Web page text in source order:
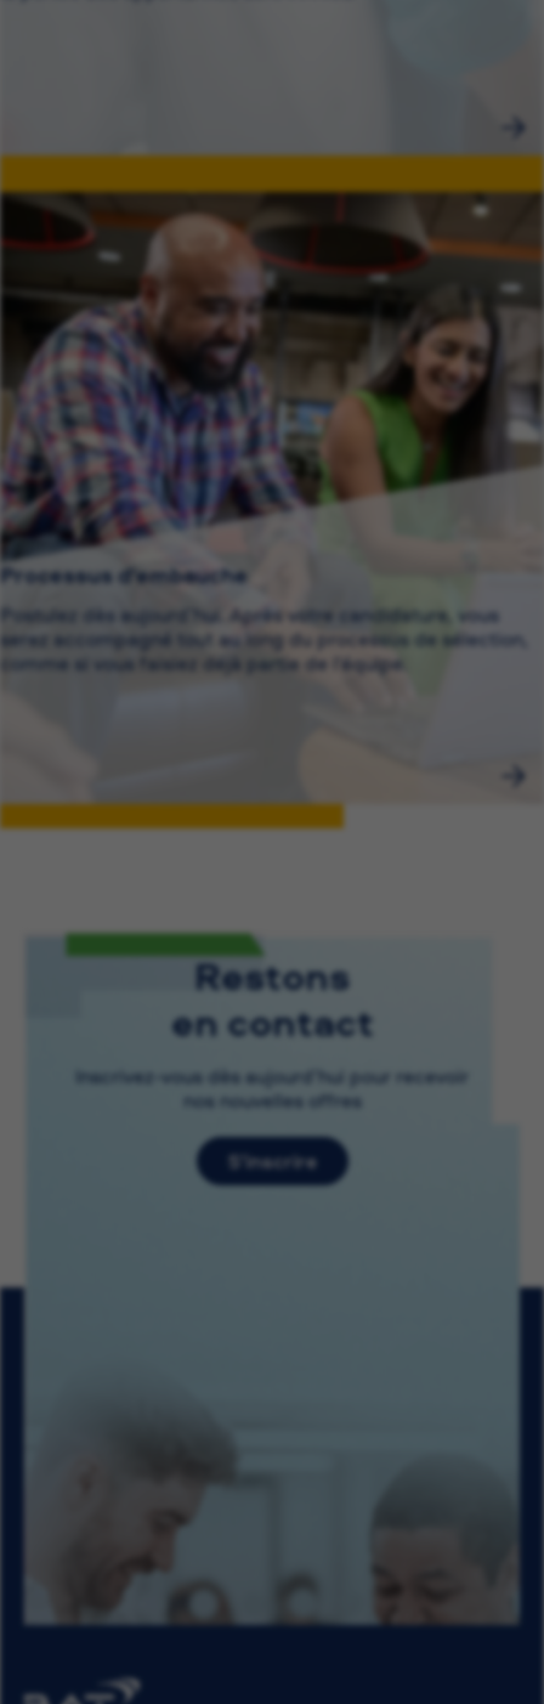
Processus d’embauche
Postulez dès aujourd’hui. Après votre candidature, vous
serez accompagné tout au long du processus de sélection,
comme si vous faisiez déjà partie de l’équipe.
Restons
en contact
Inscrivez-vous dès aujourd’hui pour recevoir
nos nouvelles offres
S’inscrire